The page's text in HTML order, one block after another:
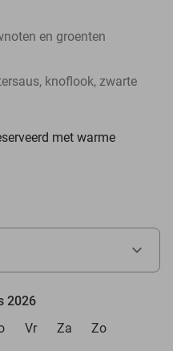
en groenten
knoflook, zwarte
met warme
2026
Vr Za Zo